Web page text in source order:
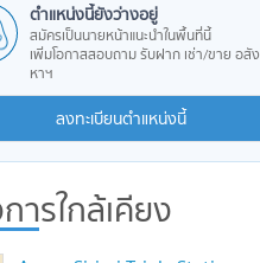
ตำแหน่งนี้ยังว่างอยู่
สมัครเป็นนายหน้าแนะนำในพื้นที่นี้
เพิ่มโอกาสสอบถาม รับฝาก เช่า/ขาย อสัง
หาฯ
ลงทะเบียนตำแหน่งนี้
ารใกล้เคียง